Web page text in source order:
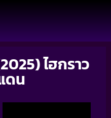
ไฮกราว
ดน